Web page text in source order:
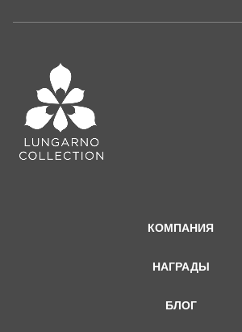
КОМПАНИЯ
НАГРАДЫ
БЛОГ